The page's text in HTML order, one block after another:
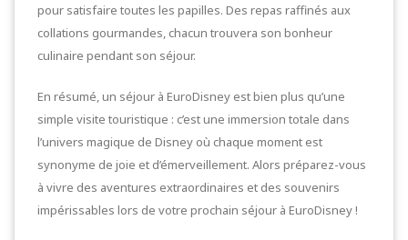
pour satisfaire toutes les papilles. Des repas raffinés aux
collations gourmandes, chacun trouvera son bonheur
culinaire pendant son séjour.
En résumé, un séjour à EuroDisney est bien plus qu’une
simple visite touristique : c’est une immersion totale dans
l’univers magique de Disney où chaque moment est
synonyme de joie et d’émerveillement. Alors préparez-vous
à vivre des aventures extraordinaires et des souvenirs
impérissables lors de votre prochain séjour à EuroDisney !